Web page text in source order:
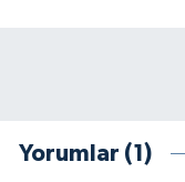
Yorumlar (1)